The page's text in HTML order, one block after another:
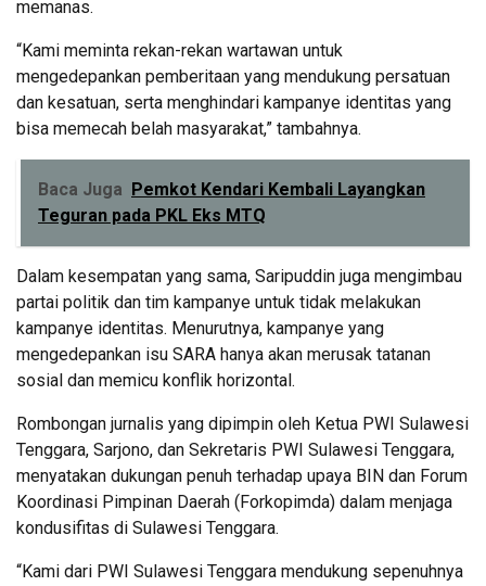
memanas.
“Kami meminta rekan-rekan wartawan untuk
mengedepankan pemberitaan yang mendukung persatuan
dan kesatuan, serta menghindari kampanye identitas yang
bisa memecah belah masyarakat,” tambahnya.
Baca Juga Pemkot Kendari Kembali Layangkan
Teguran pada PKL Eks MTQ
Dalam kesempatan yang sama, Saripuddin juga mengimbau
partai politik dan tim kampanye untuk tidak melakukan
kampanye identitas. Menurutnya, kampanye yang
mengedepankan isu SARA hanya akan merusak tatanan
sosial dan memicu konflik horizontal.
Rombongan jurnalis yang dipimpin oleh Ketua PWI Sulawesi
Tenggara, Sarjono, dan Sekretaris PWI Sulawesi Tenggara,
menyatakan dukungan penuh terhadap upaya BIN dan Forum
Koordinasi Pimpinan Daerah (Forkopimda) dalam menjaga
kondusifitas di Sulawesi Tenggara.
“Kami dari PWI Sulawesi Tenggara mendukung sepenuhnya